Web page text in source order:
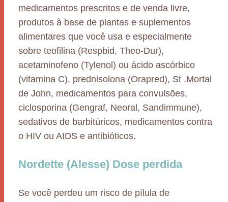
medicamentos prescritos e de venda livre,
produtos à base de plantas e suplementos
alimentares que você usa e especialmente
sobre teofilina (Respbid, Theo-Dur),
acetaminofeno (Tylenol) ou ácido ascórbico
(vitamina C), prednisolona (Orapred), St .Mortal
de John, medicamentos para convulsões,
ciclosporina (Gengraf, Neoral, Sandimmune),
sedativos de barbitúricos, medicamentos contra
o HIV ou AIDS e antibióticos.
Nordette (Alesse) Dose perdida
Se você perdeu um risco de pílula de